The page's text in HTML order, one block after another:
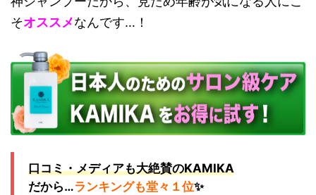
そオススメなんです…！
口コミ・メディアも大絶賛のKAMIKA
だから…ランキングも堂々１位✨